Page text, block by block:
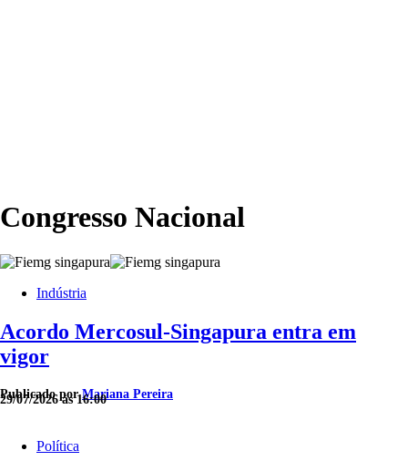
Congresso Nacional
Indústria
Acordo Mercosul-Singapura entra em
vigor
Publicado porMariana Pereira
29/07/2026 às 16:00
Política